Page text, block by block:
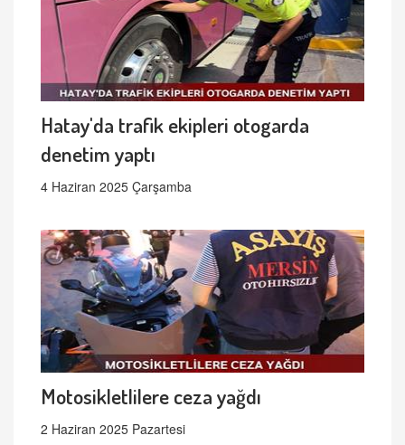
Hatay'da trafik ekipleri otogarda
denetim yaptı
4 Haziran 2025 Çarşamba
Motosikletlilere ceza yağdı
2 Haziran 2025 Pazartesi